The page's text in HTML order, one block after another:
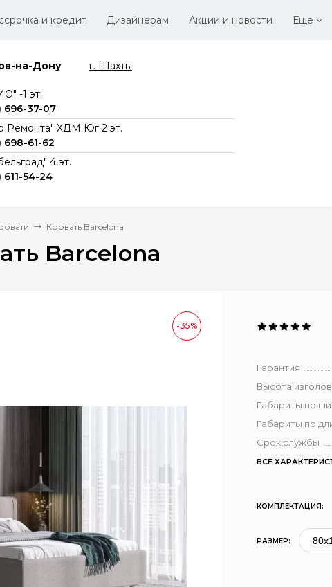
и кредит Дизайнерам Акции и новости Еще
на-Дону г. Шахты
-1 эт.
696-37-07
Ремонта" ХДМ Юг 2 эт.
698-61-62
4 эт.
611-54-24
Кровать Barcelona
Barcelona
-35%
Гарантия
Высота
Габариты по
Габариты по
Срок службы
ВСЕ
КОМПЛЕКТАЦИЯ:
РАЗМЕР: